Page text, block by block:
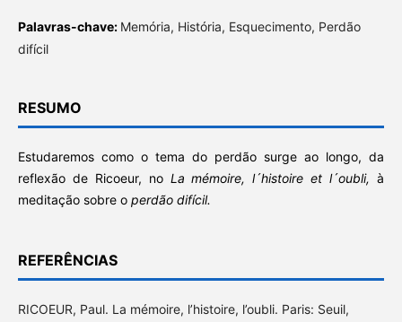
Palavras-chave: Memória, História, Esquecimento, Perdão
difícil
RESUMO
Estudaremos como o tema do perdão surge ao longo, da
reflexão de Ricoeur, no La mémoire, l´histoire et l´oubli,à
meditação sobre o perdão difícil.
REFERÊNCIAS
RICOEUR, Paul. La mémoire, l’histoire, l’oubli. Paris: Seuil,